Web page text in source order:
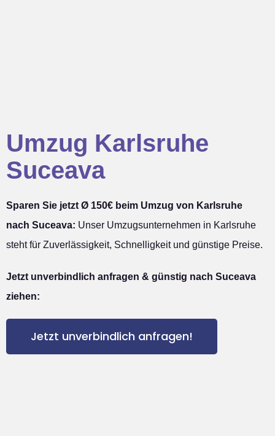
Umzug Karlsruhe
Suceava
Sparen Sie jetzt Ø 150€ beim Umzug von Karlsruhe
nach Suceava: Unser Umzugsunternehmen in Karlsruhe
steht für Zuverlässigkeit, Schnelligkeit und günstige Preise.
Jetzt unverbindlich anfragen & günstig nach Suceava
ziehen:
Jetzt unverbindlich anfragen!